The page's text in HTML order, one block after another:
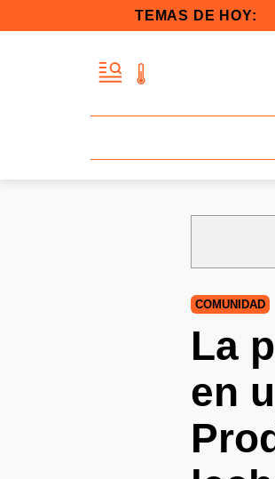
TEMAS DE HOY:
COMUNIDAD
La
en